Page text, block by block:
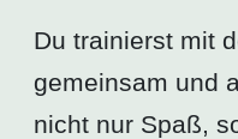
Du trainierst mit
gemeinsam und
nicht nur Spaß,